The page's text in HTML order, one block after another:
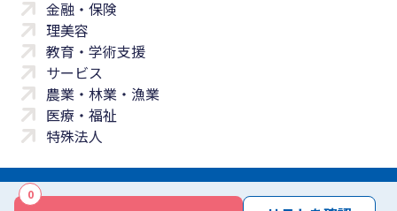
0
金融・保険
理美容
教育・学術支援
サービス
農業・林業・漁業
医療・福祉
特殊法人
サイトマップ 免責事項 サービス利用規約